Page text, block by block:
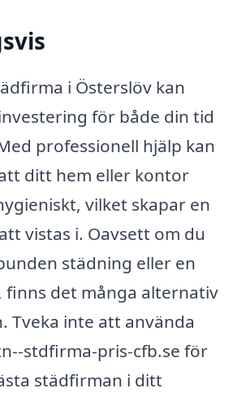
i Österslöv kan
för både din tid
professionell hjälp kan
ditt hem eller kontor
vilket skapar en
vistas i. Oavsett om du
städning eller en
finns det många alternativ
Tveka inte att använda
stdfirma-pris-cfb.se för
städfirman i ditt